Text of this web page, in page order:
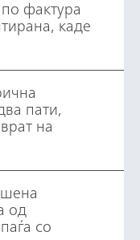
фактура
каде
пати,
на
од
со